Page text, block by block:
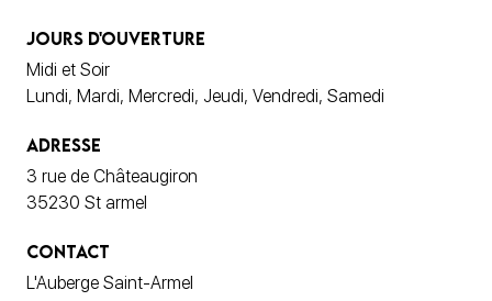
JOURS D'OUVERTURE
Midi et Soir
Lundi, Mardi, Mercredi, Jeudi, Vendredi, Samedi
ADRESSE
3 rue de Châteaugiron
35230 St armel
CONTACT
L'Auberge Saint-Armel